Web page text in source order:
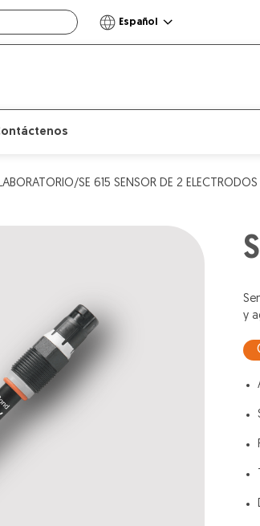
Español
SE 615 SENSOR DE 2 ELECTRODOS
y